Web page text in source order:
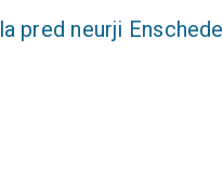
pred neurji Enschede